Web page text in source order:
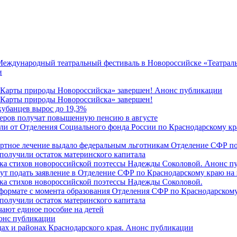
театральный фестиваль в Новороссийске
природы Новороссийска» завершен! Анонс публикации
природы Новороссийска» завершен!
вырос до 19,3%
получат повышенную пенсию в августе
Отделения Социального фонда России по Краснодарскому
лечение выдало федеральным льготникам Отделение СФР
остаток материнского капитала
стихов новороссийской поэтессы Надежды Соколовой. Анонс
подать заявление в Отделение СФР по Краснодарскому краю
стихов новороссийской поэтессы Надежды Соколовой.
с момента образования Отделения СФР по
остаток материнского капитала
единое пособие на детей
публикации
и районах Краснодарского края. Анонс публикации